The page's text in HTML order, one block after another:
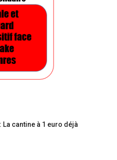
La cantine à 1 euro déjà